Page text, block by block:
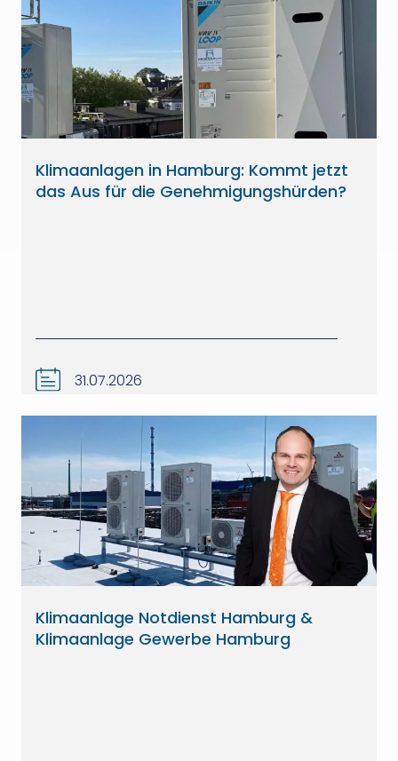
Klimaanlagen in Hamburg: Kommt jetzt
das Aus für die Genehmigungshürden?
31.07.2026
Klimaanlage Notdienst Hamburg &
Klimaanlage Gewerbe Hamburg